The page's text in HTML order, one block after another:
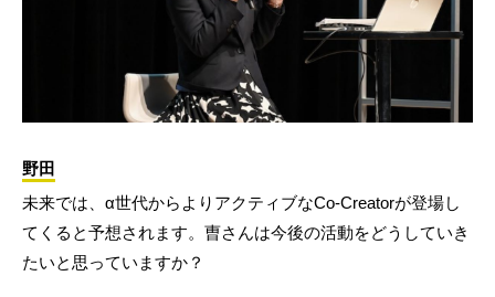
野田
未来では、α世代からよりアクティブなCo-Creatorが登場し
てくると予想されます。曺さんは今後の活動をどうしていき
たいと思っていますか？